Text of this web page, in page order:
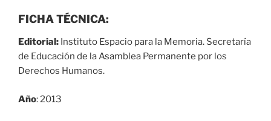
FICHA TÉCNICA:
Editorial: Instituto Espacio para la Memoria. Secretaría
de Educación de la Asamblea Permanente por los
Derechos Humanos.
Año: 2013